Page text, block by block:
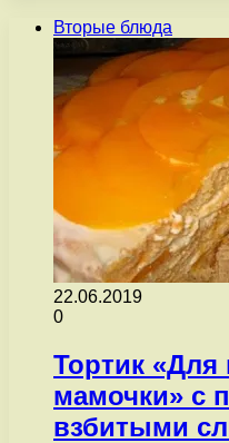
Вторые блюда
22.06.2019
0
Тортик
мамочки» с
взбитыми